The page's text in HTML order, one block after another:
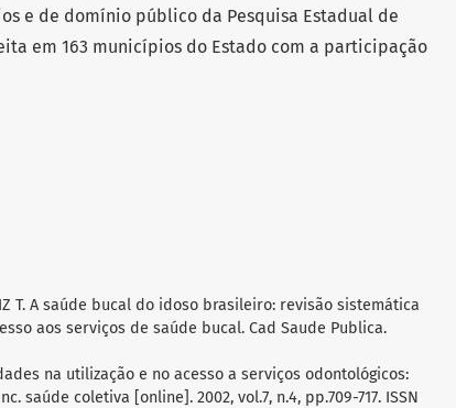
e de domínio público da Pesquisa Estadual de
em 163 municípios do Estado com a participação
T. A saúde bucal do idoso brasileiro: revisão sistemática
aos serviços de saúde bucal. Cad Saude Publica.
na utilização e no acesso a serviços odontológicos:
saúde coletiva [online]. 2002, vol.7, n.4, pp.709-717. ISSN